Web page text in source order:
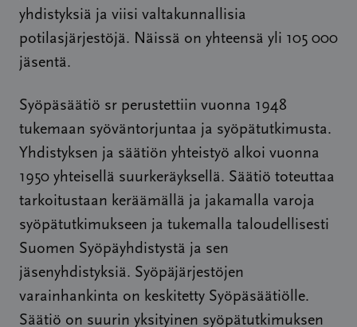
yhdistyksiä ja viisi valtakunnallisia
potilasjärjestöjä. Näissä on yhteensä yli 105 000
jäsentä.
Syöpäsäätiö sr perustettiin vuonna 1948
tukemaan syöväntorjuntaa ja syöpätutkimusta.
Yhdistyksen ja säätiön yhteistyö alkoi vuonna
1950 yhteisellä suurkeräyksellä. Säätiö toteuttaa
tarkoitustaan keräämällä ja jakamalla varoja
syöpätutkimukseen ja tukemalla taloudellisesti
Suomen Syöpäyhdistystä ja sen
jäsenyhdistyksiä. Syöpäjärjestöjen
varainhankinta on keskitetty Syöpäsäätiölle.
Säätiö on suurin yksityinen syöpätutkimuksen